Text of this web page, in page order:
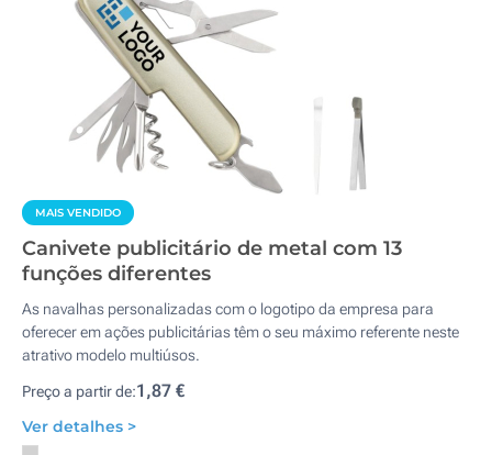
MAIS VENDIDO
Canivete publicitário de metal com 13
funções diferentes
As navalhas personalizadas com o logotipo da empresa para
oferecer em ações publicitárias têm o seu máximo referente neste
atrativo modelo multiúsos.
Preço a partir de:1,87 €
Ver detalhes >